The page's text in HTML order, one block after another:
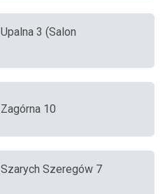
3 (Salon
10
Szarych Szeregów 7